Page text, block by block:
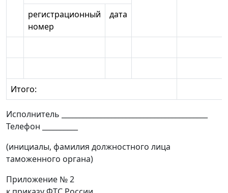
регистрационный
номер
дата
Итого:
Исполнитель _________________________________________
Телефон __________
(инициалы, фамилия должностного лица
таможенного органа)
Приложение № 2